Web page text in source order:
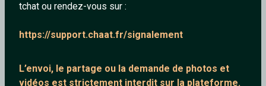
tchat ou rendez-vous sur :
https://support.chaat.fr/signalement
L’envoi, le partage ou la demande de photos et
vidéos est strictement interdit sur la plateforme.
Cathy17